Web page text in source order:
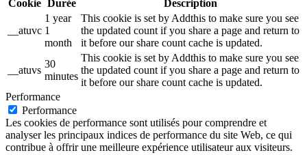
Cookie Durée Description
__atuvc
1 year
1
month
This cookie is set by Addthis to make sure you see
the updated count if you share a page and return to
it before our share count cache is updated.
__atuvs
30
minutes
This cookie is set by Addthis to make sure you see
the updated count if you share a page and return to
it before our share count cache is updated.
Performance
Performance
Les cookies de performance sont utilisés pour comprendre et
analyser les principaux indices de performance du site Web, ce qui
contribue à offrir une meilleure expérience utilisateur aux visiteurs.